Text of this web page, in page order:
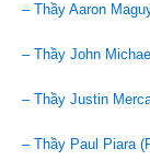
– Thầy Aaron
– Thầy John
– Thầy Justin
– Thầy Paul Piara